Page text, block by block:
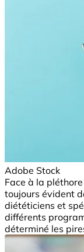
Adobe Stock
Face à la
toujours évident
diététiciens et
différents
déterminé les